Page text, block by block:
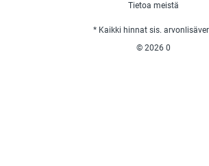
Tietoa meistä
* Kaikki hinnat sis.
© 2026 0